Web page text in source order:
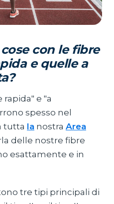
con le fibre
e quelle a
e "a
spesso nel
tutta la nostra Area
delle nostre fibre
esattamente e in
tre tipi principali di